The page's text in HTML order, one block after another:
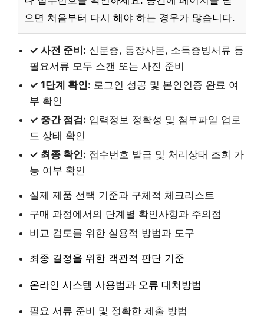
으면 처음부터 다시 해야 하는 경우가 많습니다.
✓ 사전 준비: 신분증, 통장사본, 소득증빙서류 등
필요서류 모두 스캔 또는 사진 준비
✓ 1단계 확인: 로그인 성공 및 본인인증 완료 여
부 확인
✓ 중간 점검: 입력정보 정확성 및 첨부파일 업로
드 상태 확인
✓ 최종 확인: 접수번호 발급 및 처리상태 조회 가
능 여부 확인
실제 제품 선택 기준과 구체적 체크리스트
구매 과정에서의 단계별 확인사항과 주의점
비교 검토를 위한 실용적 방법과 도구
최종 결정을 위한 객관적 판단 기준
온라인 시스템 사용법과 오류 대처방법
필요 서류 준비 및 정확한 제출 방법